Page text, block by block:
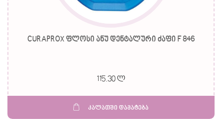
CURAPROX ფლოსი ანუ დენტალური ძაფი F 846
115.30 ლ
კალათში დამატება